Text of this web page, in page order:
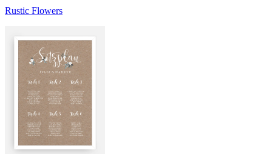
Rustic Flowers